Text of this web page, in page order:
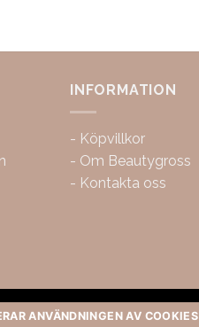
INFORMATION
- Köpvillkor
- Om Beautygross
- Kontakta oss
ANVÄNDNINGEN AV COOKIES